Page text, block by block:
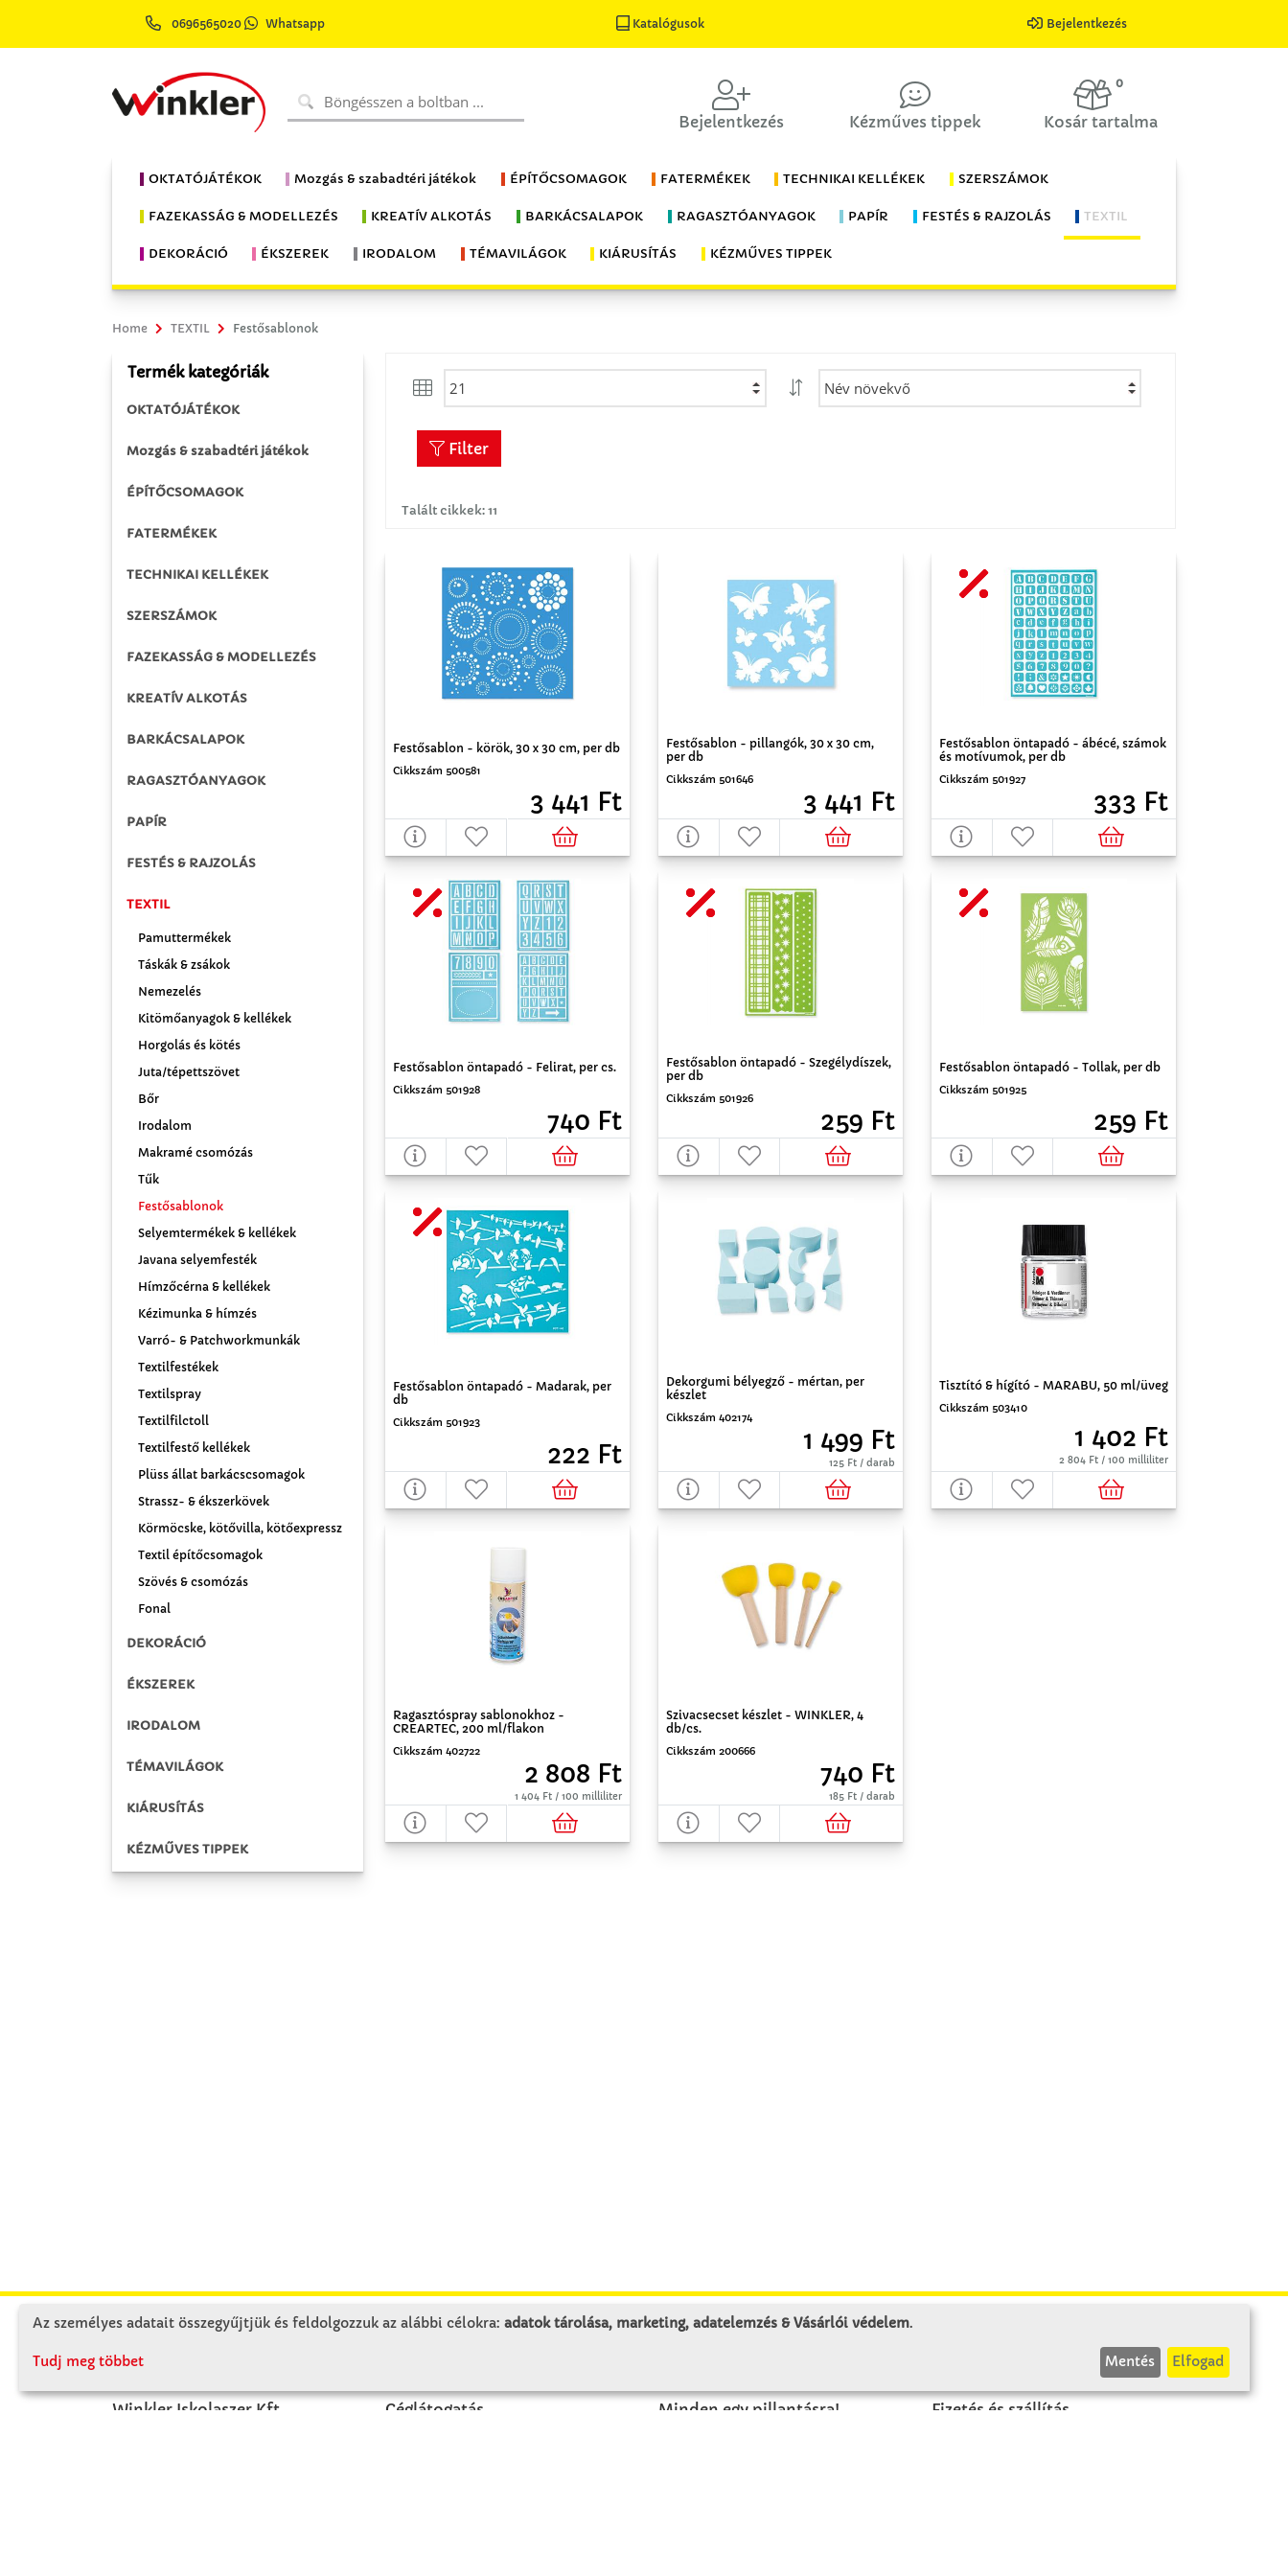
0696565020 Whatsapp Katalógusok Bejelentkezés
Bejelentkezés Kézműves tippek
0
Kosár tartalma
OKTATÓJÁTÉKOK Mozgás & szabadtéri játékok ÉPÍTŐCSOMAGOK FATERMÉKEK TECHNIKAI KELLÉKEK SZERSZÁMOK
FAZEKASSÁG & MODELLEZÉS KREATÍV ALKOTÁS BARKÁCSALAPOK RAGASZTÓANYAGOK PAPÍR FESTÉS & RAJZOLÁS TEXTIL
DEKORÁCIÓ ÉKSZEREK IRODALOM TÉMAVILÁGOK KIÁRUSÍTÁS KÉZMŰVES TIPPEK
Home TEXTIL Festősablonok
Termék kategóriák
OKTATÓJÁTÉKOK
Mozgás & szabadtéri játékok
ÉPÍTŐCSOMAGOK
FATERMÉKEK
TECHNIKAI KELLÉKEK
SZERSZÁMOK
FAZEKASSÁG & MODELLEZÉS
KREATÍV ALKOTÁS
BARKÁCSALAPOK
RAGASZTÓANYAGOK
PAPÍR
FESTÉS & RAJZOLÁS
TEXTIL
Pamuttermékek
Táskák & zsákok
Nemezelés
Kitömőanyagok & kellékek
Horgolás és kötés
Juta/tépettszövet
Bőr
Irodalom
Makramé csomózás
Tűk
Festősablonok
Selyemtermékek & kellékek
Javana selyemfesték
Hímzőcérna & kellékek
Kézimunka & hímzés
Varró- & Patchworkmunkák
Textilfestékek
Textilspray
Textilfilctoll
Textilfestő kellékek
Plüss állat barkácscsomagok
Strassz- & ékszerkövek
Körmöcske, kötővilla, kötőexpressz
Textil építőcsomagok
Szövés & csomózás
Fonal
DEKORÁCIÓ
ÉKSZEREK
IRODALOM
TÉMAVILÁGOK
KIÁRUSÍTÁS
KÉZMŰVES TIPPEK
Talált cikkek: 11
Filter
Festősablon - körök, 30 x 30 cm, per db
Cikkszám 500581
3 441 Ft
Festősablon - pillangók, 30 x 30 cm,
per db
Cikkszám 501646
3 441 Ft
Festősablon öntapadó - ábécé, számok
és motívumok, per db
Cikkszám 501927
333 Ft
Festősablon öntapadó - Felirat, per cs.
Cikkszám 501928
740 Ft
Festősablon öntapadó - Szegélydíszek,
per db
Cikkszám 501926
259 Ft
Festősablon öntapadó - Tollak, per db
Cikkszám 501925
259 Ft
Festősablon öntapadó - Madarak, per
db
Cikkszám 501923
222 Ft
Dekorgumi bélyegző - mértan, per
készlet
Cikkszám 402174
1 499 Ft
125 Ft / darab
Tisztító & hígító - MARABU, 50 ml/üveg
Cikkszám 503410
1 402 Ft
2 804 Ft / 100 milliliter
Ragasztóspray sablonokhoz -
CREARTEC, 200 ml/flakon
Cikkszám 402722
2 808 Ft
1 404 Ft / 100 milliliter
Szivacsecset készlet - WINKLER, 4
db/cs.
Cikkszám 200666
740 Ft
185 Ft / darab
KAPCSOLAT
Winkler Iskolaszer Kft.
Céglátogatás
Minden egy pillantásra!
Fizetés és szállítás
Az személyes adatait összegyűjtjük és feldolgozzuk az alábbi célokra: adatok tárolása, marketing, adatelemzés & Vásárlói védelem.
Tudj meg többet Mentés Elfogad